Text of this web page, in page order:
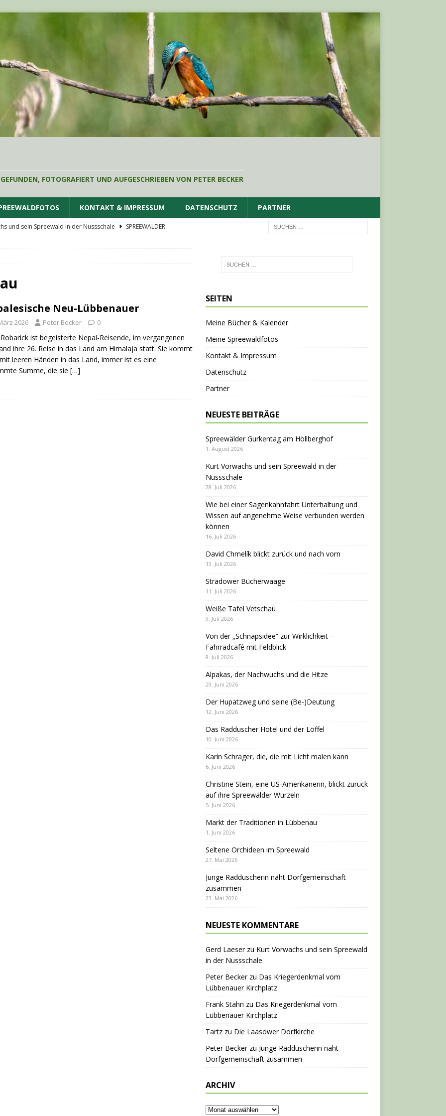
FOTOGRAFIERT UND AUFGESCHRIEBEN VON PETER BECKER
KONTAKT & IMPRESSUM DATENSCHUTZ PARTNER
und sein Spreewald in der Nussschale
SPREEWÄLDER
blickt zurück und nach vorn
Gurkentag am Höllberghof FESTE & FEIERN
Neu-Lübbenauer
2026 Peter Becker 0
ist begeisterte Nepal-Reisende, im vergangenen
ihre 26. Reise in das Land am Himalaja statt. Sie kommt
leeren Händen in das Land, immer ist es eine
Summe, die sie […]
SEITEN
Meine Bücher & Kalender
Meine Spreewaldfotos
Kontakt & Impressum
Datenschutz
Partner
NEUESTE BEITRÄGE
Spreewälder Gurkentag am Höllberghof
1. August 2026
Kurt Vorwachs und sein Spreewald in der
Nussschale
28. Juli 2026
Wie bei einer Sagenkahnfahrt Unterhaltung und
Wissen auf angenehme Weise verbunden werden
können
16. Juli 2026
David Chmelík blickt zurück und nach vorn
13. Juli 2026
Stradower Bücherwaage
11. Juli 2026
Weiße Tafel Vetschau
9. Juli 2026
Von der „Schnapsidee“ zur Wirklichkeit –
Fahrradcafé mit Feldblick
8. Juli 2026
Alpakas, der Nachwuchs und die Hitze
29. Juni 2026
Der Hupatzweg und seine (Be-)Deutung
12. Juni 2026
Das Radduscher Hotel und der Löffel
10. Juni 2026
Karin Schrager, die, die mit Licht malen kann
6. Juni 2026
Christine Stein, eine US-Amerikanerin, blickt zurück
auf ihre Spreewälder Wurzeln
5. Juni 2026
Markt der Traditionen in Lübbenau
1. Juni 2026
Seltene Orchideen im Spreewald
27. Mai 2026
Junge Radduscherin näht Dorfgemeinschaft
zusammen
23. Mai 2026
NEUESTE KOMMENTARE
Gerd Laeserzu Kurt Vorwachs und sein Spreewald
in der Nussschale
Peter Beckerzu Das Kriegerdenkmal vom
Lübbenauer Kirchplatz
Frank Stahn zu Das Kriegerdenkmal vom
Lübbenauer Kirchplatz
Tartzzu Die Laasower Dorfkirche
Peter Beckerzu Junge Radduscherin näht
Dorfgemeinschaft zusammen
ARCHIV